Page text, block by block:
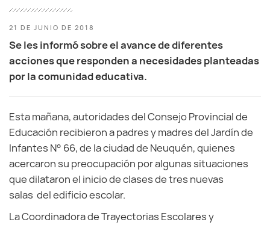
21 DE JUNIO DE 2018
Se les informó sobre el avance de diferentes
acciones que responden a necesidades planteadas
por la comunidad educativa.
Esta mañana, autoridades del Consejo Provincial de
Educación recibieron a padres y madres del Jardín de
Infantes N° 66, de la ciudad de Neuquén, quienes
acercaron su preocupación por algunas situaciones
que dilataron el inicio de clases de tres nuevas
salas del edificio escolar.
La Coordinadora de Trayectorias Escolares y